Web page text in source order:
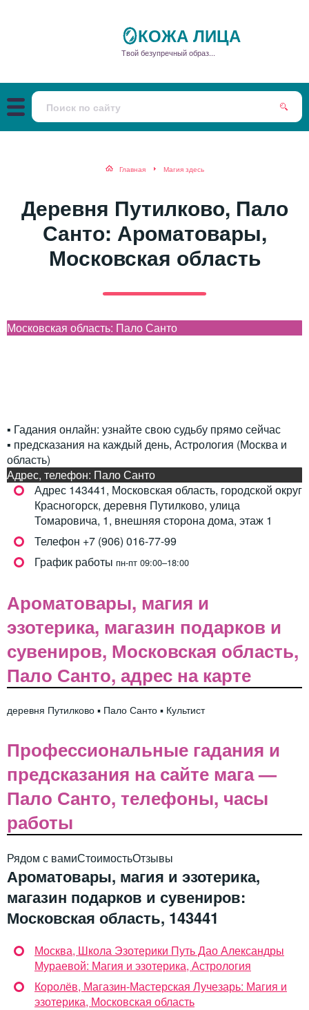
🪞КОЖА ЛИЦА
Твой безупречный образ...
Главная Магия здесь
Деревня Путилково, Пало
Санто: Ароматовары,
Московская область
Московская область: Пало Санто
▪️ Гадания онлайн: узнайте свою судьбу прямо сейчас
▪️ предсказания на каждый день, Астрология (Москва и
область)
Адрес, телефон: Пало Санто
Адрес 143441, Московская область, городской округ
Красногорск, деревня Путилково, улица
Томаровича, 1, внешняя сторона дома, этаж 1
Телефон +7 (906) 016-77-99
График работы пн-пт 09:00–18:00
Ароматовары, магия и
эзотерика, магазин подарков и
сувениров, Московская область,
Пало Санто, адрес на карте
деревня Путилково ▪️ Пало Санто ▪️ Культист
Профессиональные гадания и
предсказания на сайте мага —
Пало Санто, телефоны, часы
работы
Рядом с вамиСтоимостьОтзывы
Ароматовары, магия и эзотерика,
магазин подарков и сувениров:
Московская область, 143441
Москва, Школа Эзотерики Путь Дао Александры
Мураевой: Магия и эзотерика, Астрология
Королёв, Магазин-Мастерская Лучезарь: Магия и
эзотерика, Московская область